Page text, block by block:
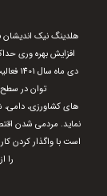
هلدینگ نیک اندیشان
افزایش بهره وری
دی ماه سال 1401 فعالیت خود را با 4 شرکت تابعه آغاز نمود است.
توان در سطح
های کشاورزی، دامی،
نماید. مردمی شدن
است با واگذار کردن
را